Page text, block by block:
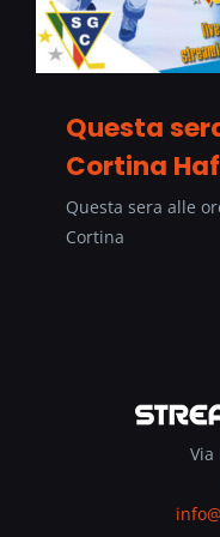
Questa
Cortina
Questa sera alle
Cortina
Via